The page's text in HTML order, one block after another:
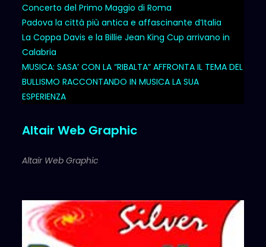
Concerto del Primo Maggio di Roma
Padova la città più antica e affascinante d’Italia
La Coppa Davis e la Billie Jean King Cup arrivano in
Calabria
MUSICA: SASA’ CON LA “RIBALTA” AFFRONTA IL TEMA DEL
BULLISMO RACCONTANDO IN MUSICA LA SUA
ESPERIENZA
Altair Web Graphic
Altair Web Graphic